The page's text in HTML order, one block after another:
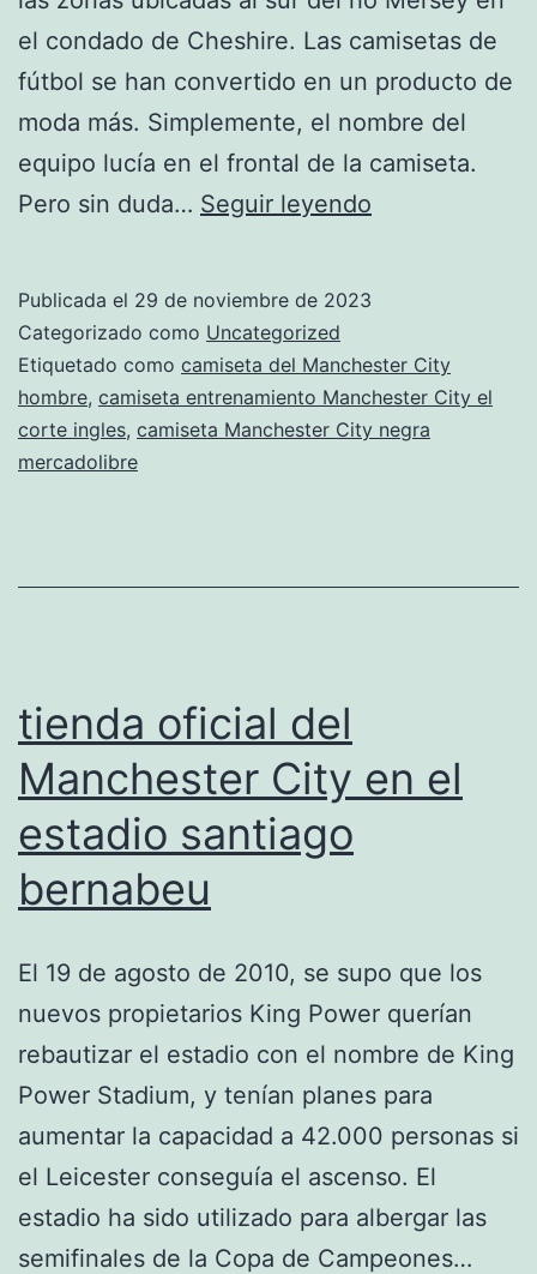
el condado de Cheshire. Las camisetas de
fútbol se han convertido en un producto de
moda más. Simplemente, el nombre del
equipo lucía en el frontal de la camiseta.
Pero sin duda… Seguir leyendo
mercado
livre
Publicada el 29 de noviembre de 2023
Categorizado como Uncategorized
Etiquetado como camiseta del Manchester City
hombre, camiseta entrenamiento Manchester City el
corte ingles, camiseta Manchester City negra
mercadolibre
tienda oficial del
Manchester City en el
estadio santiago
bernabeu
El 19 de agosto de 2010, se supo que los
nuevos propietarios King Power querían
rebautizar el estadio con el nombre de King
Power Stadium, y tenían planes para
aumentar la capacidad a 42.000 personas si
el Leicester conseguía el ascenso. El
estadio ha sido utilizado para albergar las
semifinales de la Copa de Campeones…